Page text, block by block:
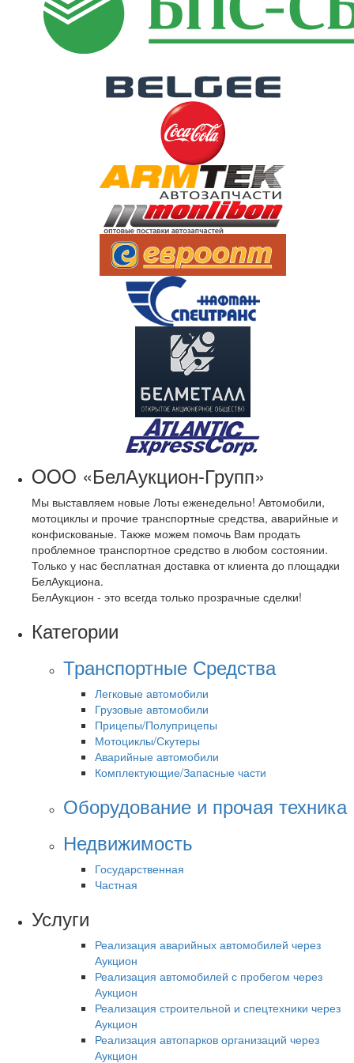
OOO «БелАукцион-Групп»
Мы выставляем новые Лоты еженедельно! Автомобили,
мотоциклы и прочие транспортные средства, аварийные и
конфискованые. Также можем помочь Вам продать
проблемное транспортное средство в любом состоянии.
Только у нас бесплатная доставка от клиента до площадки
БелАукциона.
БелАукцион - это всегда только прозрачные сделки!
Категории
Транспортные Средства
Легковые автомобили
Грузовые автомобили
Прицепы/Полуприцепы
Мотоциклы/Скутеры
Аварийные автомобили
Комплектующие/Запасные части
Оборудование и прочая техника
Недвижимость
Государственная
Частная
Услуги
Реализация аварийных автомобилей через
Аукцион
Реализация автомобилей с пробегом через
Аукцион
Реализация строительной и спецтехники через
Аукцион
Реализация автопарков организаций через
Аукцион